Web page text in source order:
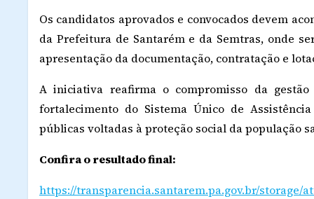
Os candidatos aprovados e convocados devem
da Prefeitura de Santarém e da Semtras, onde
apresentação da documentação, contratação e
A iniciativa reafirma o compromisso da
fortalecimento do Sistema Único de
públicas voltadas à proteção social da população
Confira o resultado final:
https://transparencia.santarem.pa.gov.br/